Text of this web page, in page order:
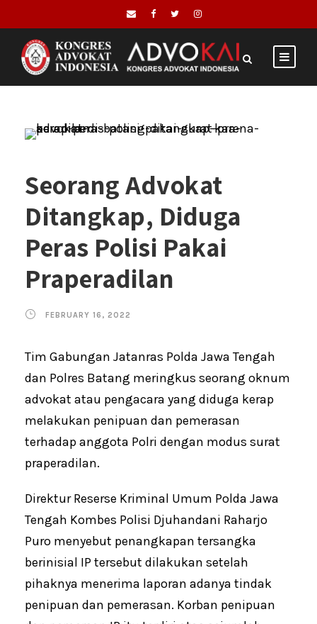
Seorang Advokat
Ditangkap, Diduga
Peras Polisi Pakai
Praperadilan
FEBRUARY 16, 2022
Tim Gabungan Jatanras Polda Jawa Tengah
dan Polres Batang meringkus seorang oknum
advokat atau pengacara yang diduga kerap
melakukan penipuan dan pemerasan
terhadap anggota Polri dengan modus surat
praperadilan.
Direktur Reserse Kriminal Umum Polda Jawa
Tengah Kombes Polisi Djuhandani Raharjo
Puro menyebut penangkapan tersangka
berinisial IP tersebut dilakukan setelah
pihaknya menerima laporan adanya tindak
penipuan dan pemerasan. Korban penipuan